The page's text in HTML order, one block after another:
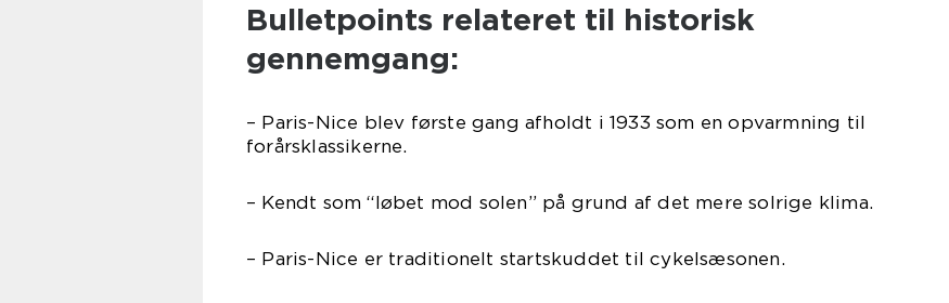
Bulletpoints relateret til historisk
gennemgang:
– Paris-Nice blev første gang afholdt i 1933 som en opvarmning til
forårsklassikerne.
– Kendt som “løbet mod solen” på grund af det mere solrige klima.
– Paris-Nice er traditionelt startskuddet til cykelsæsonen.